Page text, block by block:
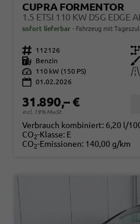
CUPRA FORMENTOR
1.5 ETSI 110 KW DSG EDGE
sofort lieferbar Fahrzeug mit
Fahrzeugnr. 112126 Getriebe
Kraftstoff
Benzin Außenfarbe
Leistung
110 kW (150 PS) Kilometerstand
01.02.2026
31.890,– €
incl. 19% MwSt.
Verbrauch kombiniert: 6,20 l/
CO2-Klasse: E
CO2-Emissionen: 140,00 g/km